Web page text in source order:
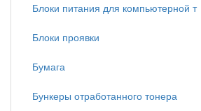
Блоки питания для компьютерной т
Блоки проявки
Бумага
Бункеры отработанного тонера